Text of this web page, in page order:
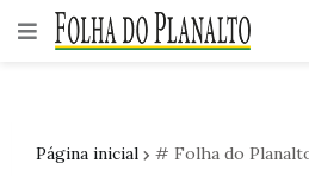
Página inicial # Folha do